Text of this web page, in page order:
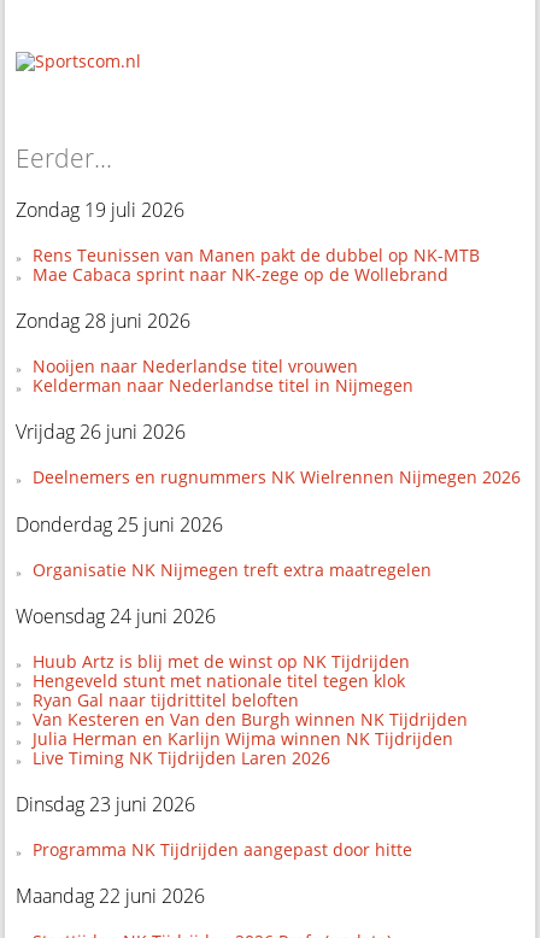
Eerder...
Zondag 19 juli 2026
Rens Teunissen van Manen pakt de dubbel op NK-MTB
Mae Cabaca sprint naar NK-zege op de Wollebrand
Zondag 28 juni 2026
Nooijen naar Nederlandse titel vrouwen
Kelderman naar Nederlandse titel in Nijmegen
Vrijdag 26 juni 2026
Deelnemers en rugnummers NK Wielrennen Nijmegen 2026
Donderdag 25 juni 2026
Organisatie NK Nijmegen treft extra maatregelen
Woensdag 24 juni 2026
Huub Artz is blij met de winst op NK Tijdrijden
Hengeveld stunt met nationale titel tegen klok
Ryan Gal naar tijdrittitel beloften
Van Kesteren en Van den Burgh winnen NK Tijdrijden
Julia Herman en Karlijn Wijma winnen NK Tijdrijden
Live Timing NK Tijdrijden Laren 2026
Dinsdag 23 juni 2026
Programma NK Tijdrijden aangepast door hitte
Maandag 22 juni 2026